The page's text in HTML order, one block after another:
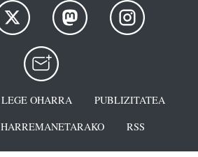
LEGE OHARRA
PUBLIZITATEA
HARREMANETARAKO RSS